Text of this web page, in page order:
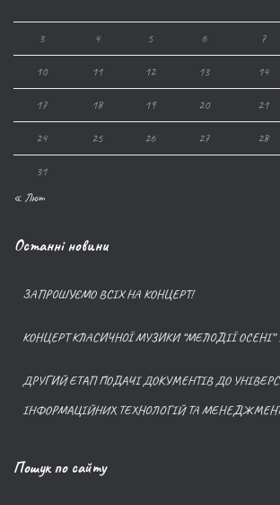
3 4 5 6 7
10 11 12 13 14
17 18 19 20 21
24 25 26 27 28
31
« Лют
Останні новини
ЗАПРОШУЄМО ВСІХ НА КОНЦЕРТ!
КОНЦЕРТ КЛАСИЧНОЇ МУЗИКИ “МЕЛОДІЇ ОСЕНІ”
ДРУГИЙ ЕТАП ПОДАЧІ ДОКУМЕНТІВ ДО
ІНФОРМАЦІЙНИХ ТЕХНОЛОГІЙ ТА
Пошук по сайту